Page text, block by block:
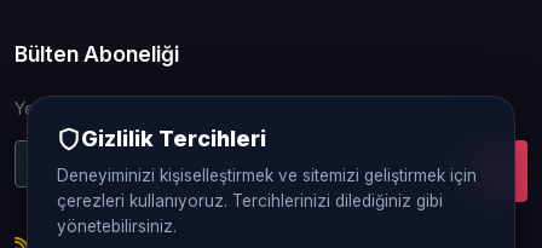
Bülten Aboneliği
Yeniliklerden ve güncellemelerden ilk siz haberdar olun.
Gizlilik Tercihleri
Deneyiminizi kişiselleştirmek ve sitemizi geliştirmek için
çerezleri kullanıyoruz. Tercihlerinizi dilediğiniz gibi
yönetebilirsiniz.